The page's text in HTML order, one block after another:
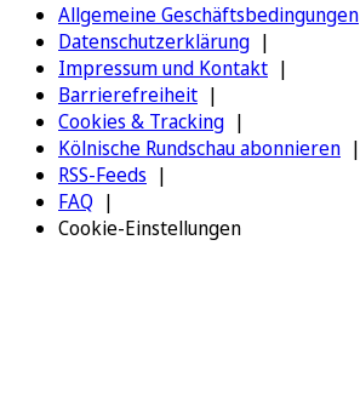
Allgemeine Geschäftsbedingungen
Datenschutzerklärung
Impressum und Kontakt
Barrierefreiheit
Cookies & Tracking
Kölnische Rundschau abonnieren
RSS-Feeds
FAQ
Cookie-Einstellungen